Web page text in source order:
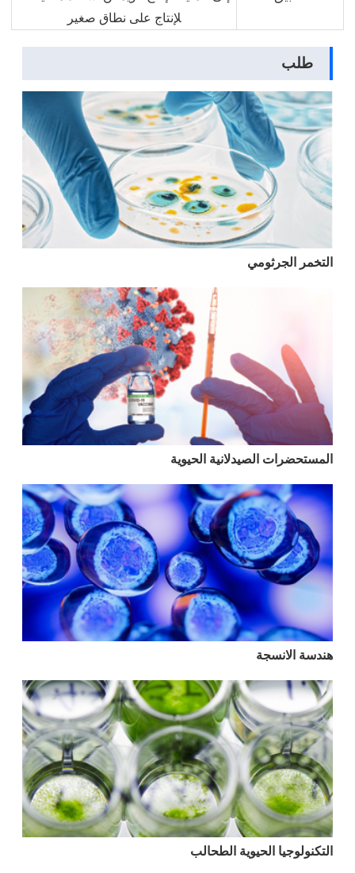
لإنتاج على نطاق صغير
طلب
التخمر الجرثومي
المستحضرات الصيدلانية الحيوية
هندسة الانسجة
التكنولوجيا الحيوية الطحالب